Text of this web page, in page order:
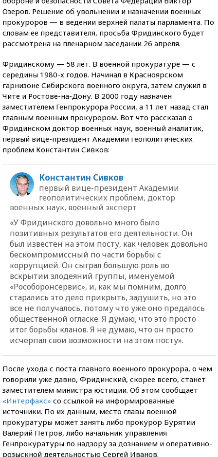
Озеров. Решение об увольнении и назначении военных
прокуроров — в ведении верхней палаты парламента. По
словам ее представителя, просьба Фридинского будет
рассмотрена на пленарном заседании 26 апреля.
Фридинскому — 58 лет. В военной прокуратуре — с
середины 1980-х годов. Начинал в Красноярском
гарнизоне Сибирского военного округа, затем служил в
Чите и Ростове-на-Дону. В 2000 году назначен
заместителем Генпрокурора России, а 11 лет назад стал
главным военным прокурором. Вот что рассказал о
Фридинском доктор военных наук, военный аналитик,
первый вице-президент Академии геополитических
проблем Константин Сивков:
Константин Сивков
первый вице-президент Академии
геополитических проблем, доктор
военных наук, военный эксперт
«У Фридинского довольно много было
позитивных результатов его деятельности. Он
был известен на этом посту, как человек довольно
бескомпромиссный по части борьбы с
коррупцией. Он сыграл большую роль во
вскрытии злодеяний группы, именуемой
«Рособоронсервис», и, как мы помним, долго
старались это дело прикрыть, задушить, но это
все не получалось, потому что уже оно предалось
общественной огласке. Я думаю, что это просто
итог борьбы кланов. Я не думаю, что он просто
исчерпал свои возможности на этом посту».
После ухода с поста главного военного прокурора, о чем
говорили уже давно, Фридинский, скорее всего, станет
заместителем министра юстиции. Об этом сообщает
«Интерфакс» со ссылкой на информированные
источники. По их данным, место главы военной
прокуратуры может занять либо прокурор Бурятии
Валерий Петров, либо начальник управления
Генпрокуратуры по надзору за дознанием и оперативно-
розыскной деятельностью Сергей Иванов.